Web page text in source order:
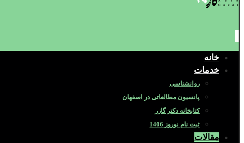
خانه
خدمات
روانشناسی
پانسیون مطالعاتی در اصفهان
کتابخانه دکتر گازر
ثبت نام نوروز 1406
مقالات